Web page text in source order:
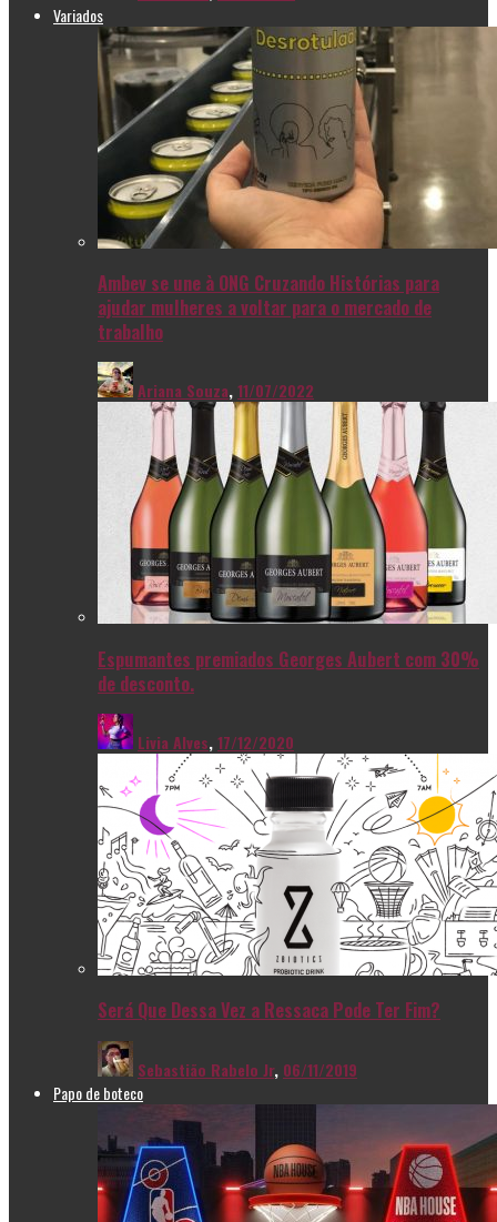
Variados
Ambev se une à ONG Cruzando Histórias para
ajudar mulheres a voltar para o mercado de
trabalho
Ariana Souza,11/07/2022
Espumantes premiados Georges Aubert com 30%
de desconto.
Livia Alves,17/12/2020
Será Que Dessa Vez a Ressaca Pode Ter Fim?
Sebastião Rabelo Jr, 06/11/2019
Papo de boteco